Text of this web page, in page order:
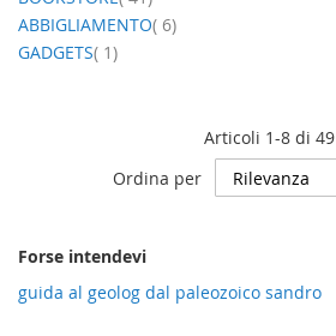
Articoli 1-8di 49
Ordina per
Forse intendevi
guida al geolog dal paleozoico sandro
ABBIGLIAMENTO 6elemento
GADGETS 1elemento